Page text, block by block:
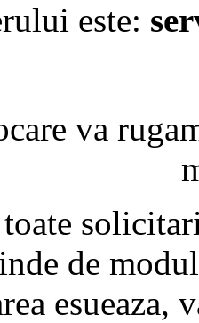
este:
va
de